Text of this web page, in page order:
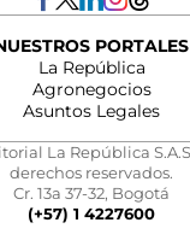
PORTALES
La República
Agronegocios
Asuntos Legales
La República
derechos reservados.
Cr. 13a 37-32, Bogotá
(+57) 1 4227600